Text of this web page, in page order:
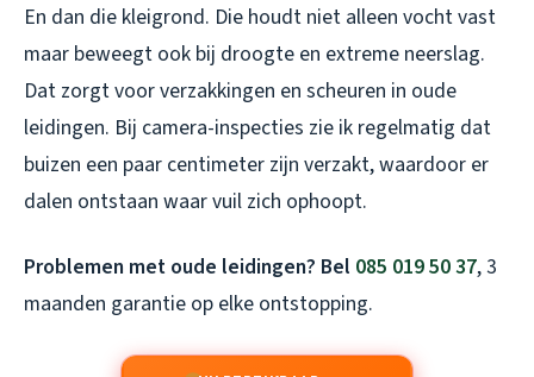
En dan die kleigrond. Die houdt niet alleen vocht vast
maar beweegt ook bij droogte en extreme neerslag.
Dat zorgt voor verzakkingen en scheuren in oude
leidingen. Bij camera-inspecties zie ik regelmatig dat
buizen een paar centimeter zijn verzakt, waardoor er
dalen ontstaan waar vuil zich ophoopt.
Problemen met oude leidingen? Bel 085 019 50 37, 3
maanden garantie op elke ontstopping.